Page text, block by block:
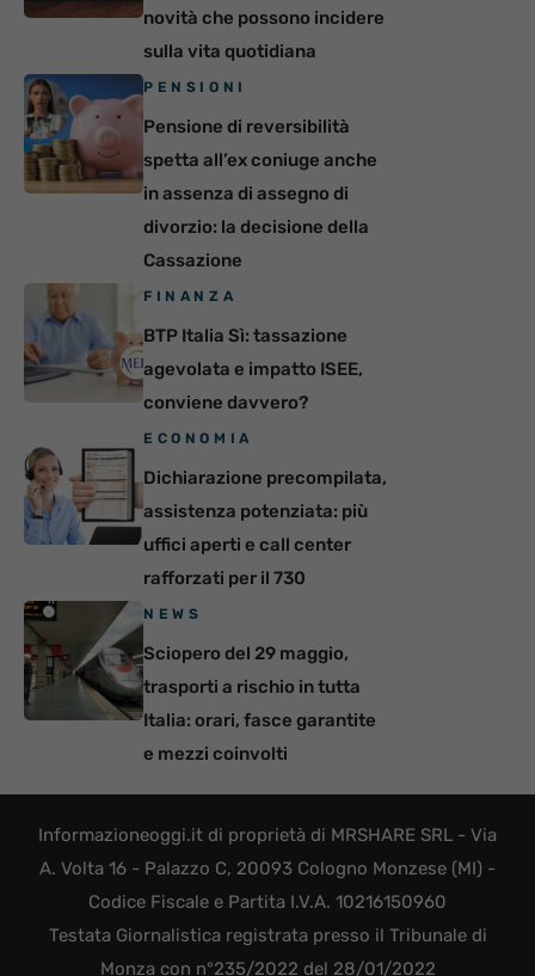
novità che possono incidere
sulla vita quotidiana
PENSIONI
Pensione di reversibilità
spetta all’ex coniuge anche
in assenza di assegno di
divorzio: la decisione della
Cassazione
FINANZA
BTP Italia Sì: tassazione
agevolata e impatto ISEE,
conviene davvero?
ECONOMIA
Dichiarazione precompilata,
assistenza potenziata: più
uffici aperti e call center
rafforzati per il 730
NEWS
Sciopero del 29 maggio,
trasporti a rischio in tutta
Italia: orari, fasce garantite
e mezzi coinvolti
Informazioneoggi.it di proprietà di MRSHARE SRL - Via
A. Volta 16 - Palazzo C, 20093 Cologno Monzese (MI) -
Codice Fiscale e Partita I.V.A. 10216150960
Testata Giornalistica registrata presso il Tribunale di
Monza con n°235/2022 del 28/01/2022